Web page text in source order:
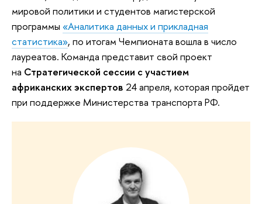
мировой политики и студентов магистерской
программы «Аналитика данных и прикладная
статистика», по итогам Чемпионата вошла в число
лауреатов. Команда представит свой проект
на Стратегической сессии с участием
африканских экспертов 24 апреля, которая пройдет
при поддержке Министерства транспорта РФ.